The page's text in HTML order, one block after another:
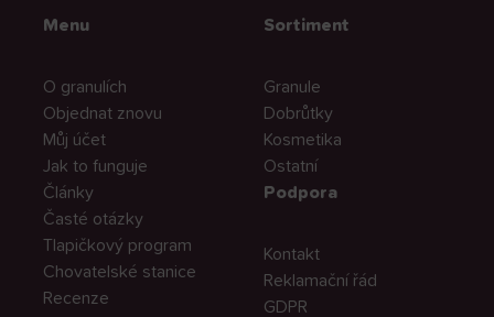
Menu
O granulích
Objednat znovu
Můj účet
Jak to funguje
Články
Časté otázky
Tlapičkový program
Chovatelské stanice
Recenze
Sortiment
Granule
Dobrůtky
Kosmetika
Ostatní
Podpora
Kontakt
Reklamační řád
GDPR